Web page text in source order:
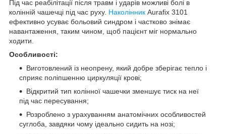
Під час реабілітації після травм і ударів можливі болі в
колінній чашечці під час руху. Наколінник Aurafix 3101
ефективно усуває больовий синдром і частково знімає
навантаження, таким чином, щоб пацієнт міг нормально
ходити.
Особливості:
Виготовлений із неопрену, який добре зберігає тепло і
сприяє поліпшенню циркуляції крові;
Відкритий тип колінної чашечки зменшує тиск на неї
під час пересування;
Розроблено з урахуванням анатомічних особливостей
суглоба, завдяки чому ідеально сидить на нозі;